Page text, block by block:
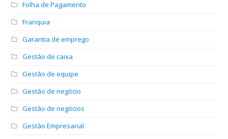
Folha de Pagamento
Franquia
Garantia de emprego
Gestão de caixa
Gestão de equipe
Gestão de negócio
Gestão de negócios
Gestão Empresarial